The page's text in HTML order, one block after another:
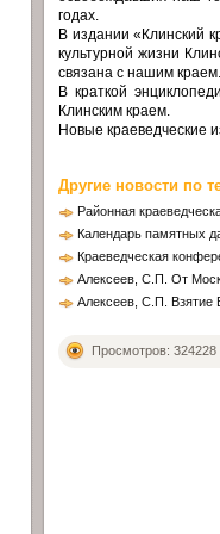
годах.
В издании «Клинский
культурной жизни
связана с нашим
В краткой
Клинским краем.
Новые краеведческие
Другие новости по
Районная
Календарь памятных
Краеведческая
Алексеев, С.П. От
Алексеев, С.П. Взятие
Просмотров: 324228